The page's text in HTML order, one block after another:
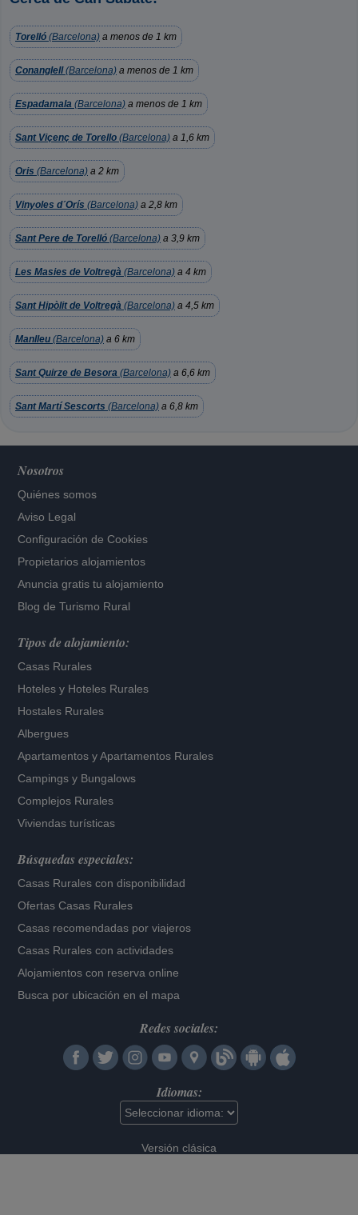
Torelló (Barcelona) a menos de 1 km
Conanglell(Barcelona) a menos de 1 km
Espadamala (Barcelona) a menos de 1 km
Sant Viçenç de Torello (Barcelona) a 1,6 km
Oris (Barcelona) a 2 km
Vinyoles d´Orís (Barcelona) a 2,8 km
Sant Pere de Torelló (Barcelona) a 3,9 km
Les Masies de Voltregà (Barcelona) a 4 km
Sant Hipòlit de Voltregà (Barcelona) a 4,5 km
Manlleu (Barcelona) a 6 km
Sant Quirze de Besora (Barcelona) a 6,6 km
Sant Martí Sescorts (Barcelona) a 6,8 km
Nosotros
Quiénes somos
Aviso Legal
Configuración de Cookies
Propietarios alojamientos
Anuncia gratis tu alojamiento
Blog de Turismo Rural
Tipos de alojamiento:
Casas Rurales
Hoteles y Hoteles Rurales
Hostales Rurales
Albergues
Apartamentos yApartamentos Rurales
Campings y Bungalows
Complejos Rurales
Viviendas turísticas
Búsquedas especiales:
Casas Rurales con disponibilidad
Ofertas Casas Rurales
Casas recomendadas por viajeros
Casas Rurales con actividades
Alojamientos con reserva online
Busca por ubicación en el mapa
Redes sociales:
Idiomas:
Versión clásica